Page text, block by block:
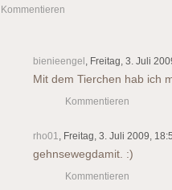
Kommentieren
bienieengel , Freitag, 3. Juli
Mit dem Tierchen hab ich
Kommentieren
rho01, Freitag, 3. Juli 2009,
gehnsewegdamit. :)
Kommentieren